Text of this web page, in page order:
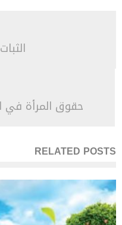
حقوق المرأة في
RELATED POSTS